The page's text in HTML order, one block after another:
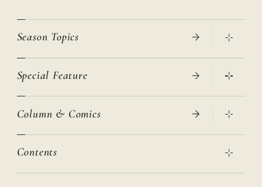
Season Topics
真夏のひんやりグッズ 2026
ニトリ・イケア・無印良品で賢くおしゃれなインテリア
絶品、お餅レシピ大集合！
Special Feature
2026年春夏 トレンドファッションニュース
女子旅おすすめスポット 暮らすように心地いいリンネル旅ガイ
Column & Comics
ぐれいさん
Contents